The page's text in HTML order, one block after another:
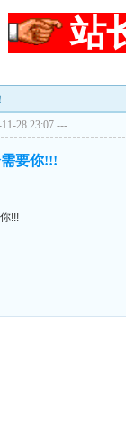
站
28 23:07 ---
要你!!!
!!!